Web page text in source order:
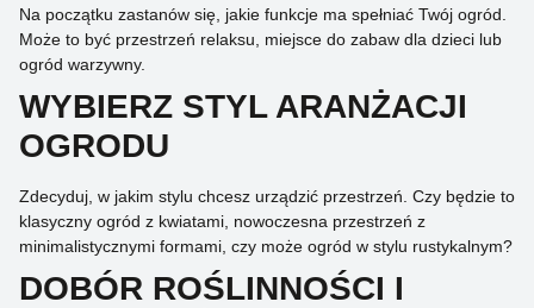
Na początku zastanów się, jakie funkcje ma spełniać Twój ogród.
Może to być przestrzeń relaksu, miejsce do zabaw dla dzieci lub
ogród warzywny.
WYBIERZ STYL ARANŻACJI
OGRODU
Zdecyduj, w jakim stylu chcesz urządzić przestrzeń. Czy będzie to
klasyczny ogród z kwiatami, nowoczesna przestrzeń z
minimalistycznymi formami, czy może ogród w stylu rustykalnym?
DOBÓR ROŚLINNOŚCI I